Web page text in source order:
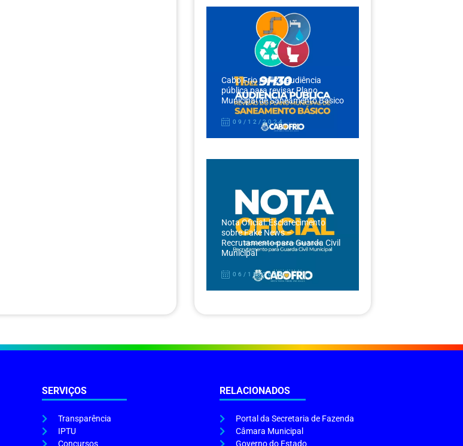
Cabo Frio realiza audiência
pública para revisar Plano
Municipal de Saneamento Básico
09/12/2024
Nota Oficial: Esclarecimento
sobre Fake News –
Recrutamento para Guarda Civil
Municipal
06/12/2024
SERVIÇOS
Transparência
IPTU
Concursos
RELACIONADOS
Portal da Secretaria de Fazenda
Câmara Municipal
Governo do Estado